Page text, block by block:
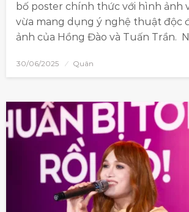
bố poster chính thức với hình ảnh
vừa mang dụng ý nghệ thuật độc
ảnh của Hồng Đào và Tuấn Trần.
30/06/2025 Quân